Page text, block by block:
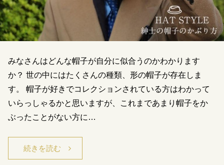
みなさんはどんな帽子が自分に似合うのかわかります
か？ 世の中にはたくさんの種類、形の帽子が存在しま
す。 帽子が好きでコレクションされている方はわかって
いらっしゃるかと思いますが、これまであまり帽子をか
ぶったことがない方に…
続きを読む